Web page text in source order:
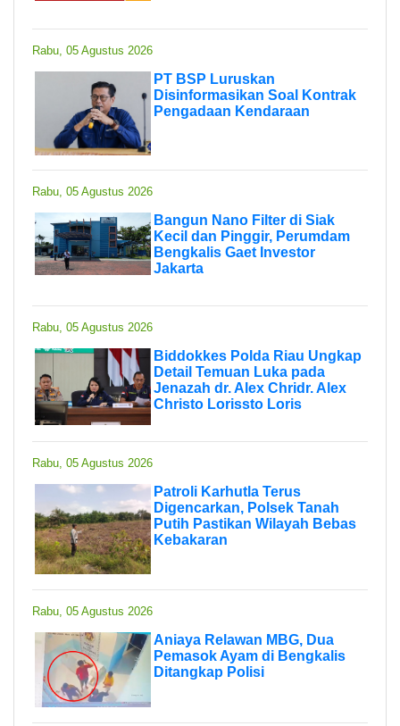
Rabu, 05 Agustus 2026
PT BSP Luruskan
Disinformasikan Soal Kontrak
Pengadaan Kendaraan
Rabu, 05 Agustus 2026
Bangun Nano Filter di Siak
Kecil dan Pinggir, Perumdam
Bengkalis Gaet Investor
Jakarta
Rabu, 05 Agustus 2026
Biddokkes Polda Riau Ungkap
Detail Temuan Luka pada
Jenazah dr. Alex Chridr. Alex
Christo Lorissto Loris
Rabu, 05 Agustus 2026
Patroli Karhutla Terus
Digencarkan, Polsek Tanah
Putih Pastikan Wilayah Bebas
Kebakaran
Rabu, 05 Agustus 2026
Aniaya Relawan MBG, Dua
Pemasok Ayam di Bengkalis
Ditangkap Polisi